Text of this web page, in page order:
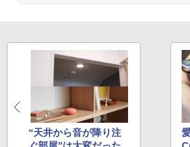
“天井から音が降り注